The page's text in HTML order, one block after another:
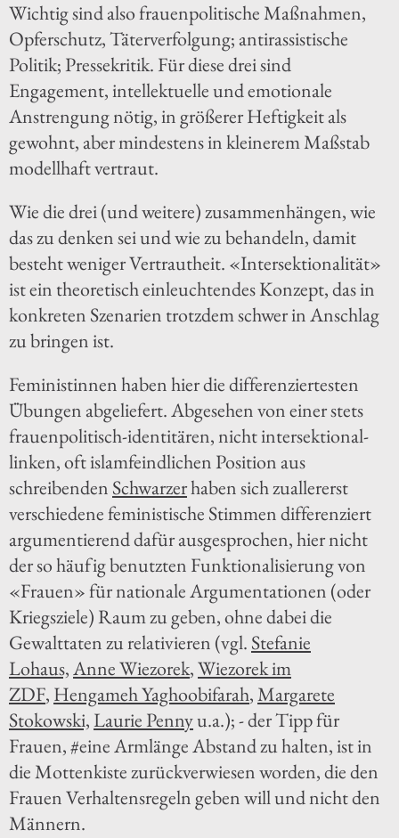
Wichtig sind also frauenpolitische Maßnahmen,
Opferschutz, Täterverfolgung; antirassistische
Politik; Pressekritik. Für diese drei sind
Engagement, intellektuelle und emotionale
Anstrengung nötig, in größerer Heftigkeit als
gewohnt, aber mindestens in kleinerem Maßstab
modellhaft vertraut.
Wie die drei (und weitere) zusammenhängen, wie
das zu denken sei und wie zu behandeln, damit
besteht weniger Vertrautheit. «Intersektionalität»
ist ein theoretisch einleuchtendes Konzept, das in
konkreten Szenarien trotzdem schwer in Anschlag
zu bringen ist.
Feministinnen haben hier die differenziertesten
Übungen abgeliefert. Abgesehen von einer stets
frauenpolitisch-identitären, nicht intersektional-
linken, oft islamfeindlichen Position aus
schreibenden Schwarzerhaben sich zuallererst
verschiedene feministische Stimmen differenziert
argumentierend dafür ausgesprochen, hier nicht
der so häufig benutzten Funktionalisierung von
«Frauen» für nationale Argumentationen (oder
Kriegsziele) Raum zu geben, ohne dabei die
Gewalttaten zu relativieren (vgl. Stefanie
Lohaus,Anne Wiezorek,Wiezorek im
ZDF, Hengameh Yaghoobifarah,Margarete
Stokowski,Laurie Pennyu.a.); - der Tipp für
Frauen, #eine Armlänge Abstand zu halten, ist in
die Mottenkiste zurückverwiesen worden, die den
Frauen Verhaltensregeln geben will und nicht den
Männern.